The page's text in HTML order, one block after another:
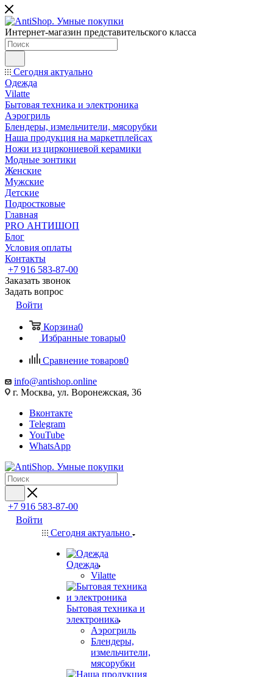
Интернет-магазин представительского класса
Сегодня актуально
Одежда
Vilatte
Бытовая техника и электроника
Аэрогриль
Блендеры, измельчители, мясорубки
Наша продукция на маркетплейсах
Ножи из циркониевой керамики
Модные зонтики
Женские
Мужские
Детские
Подростковые
Главная
PRO АНТИШОП
Блог
Условия оплаты
Контакты
+7 916 583-87-00
Заказать звонок
Задать вопрос
Войти
Корзина0
Избранные товары0
Сравнение товаров0
info@antishop.online
г. Москва, ул. Воронежская, 36
Вконтакте
Telegram
YouTube
WhatsApp
+7 916 583-87-00
Войти
Сегодня актуально
Одежда
Vilatte
Бытовая техника и
электроника
Аэрогриль
Блендеры,
измельчители,
мясорубки